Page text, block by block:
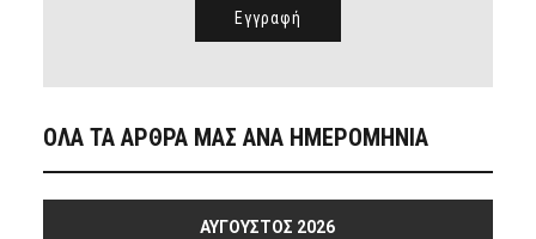
ΟΛΑ ΤΑ ΑΡΘΡΑ ΜΑΣ ΑΝΑ ΗΜΕΡΟΜΗΝΙΑ
ΑΎΓΟΥΣΤΟΣ 2026